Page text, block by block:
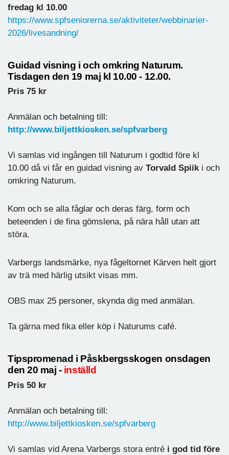
fredag kl 10.00
https://www.spfseniorerna.se/aktiviteter/webbinarier-
2026/livesandning/
Guidad visning i och omkring Naturum.
Tisdagen den 19 maj kl 10.00 - 12.00.
Pris 75 kr
Anmälan och betalning till:
http://www.biljettkiosken.se/spfvarberg
Vi samlas vid ingången till Naturum i godtid före kl
10.00 då vi får en guidad visning av Torvald Spiiki och
omkring Naturum.
Kom och se alla fåglar och deras färg, form och
beteenden i de fina gömslena, på nära håll utan att
störa.
Varbergs landsmärke, nya fågeltornet Kärven helt gjort
av trä med härlig utsikt visas mm.
OBS max 25 personer, skynda dig med anmälan.
Ta gärna med fika eller köp i Naturums café.
Tipspromenad i Påskbergsskogen onsdagen
den 20 maj -inställd
Pris 50 kr
Anmälan och betalning till:
http://www.biljettkiosken.se/spfvarberg
Vi samlas vid Arena Varbergs stora entré i god tid före